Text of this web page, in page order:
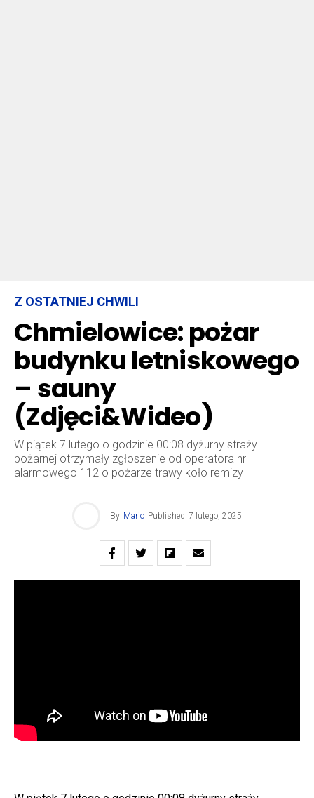
Z OSTATNIEJ CHWILI
Chmielowice: pożar
budynku letniskowego
– sauny
(Zdjęci&Wideo)
W piątek 7 lutego o godzinie 00:08 dyżurny straży
pożarnej otrzymały zgłoszenie od operatora nr
alarmowego 112 o pożarze trawy koło remizy
By Mario Published 7 lutego, 2025